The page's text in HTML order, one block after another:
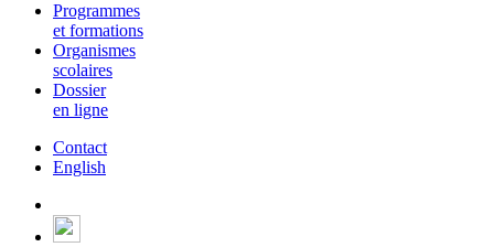
Programmes
et formations
Organismes
scolaires
Dossier
en ligne
Contact
English